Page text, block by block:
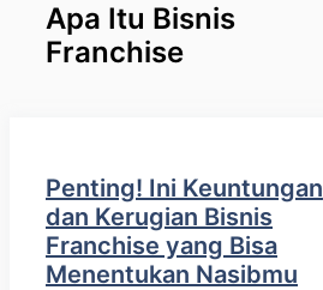
Apa Itu Bisnis
Franchise
Penting! Ini Keuntungan
dan Kerugian Bisnis
Franchise yang Bisa
Menentukan Nasibmu